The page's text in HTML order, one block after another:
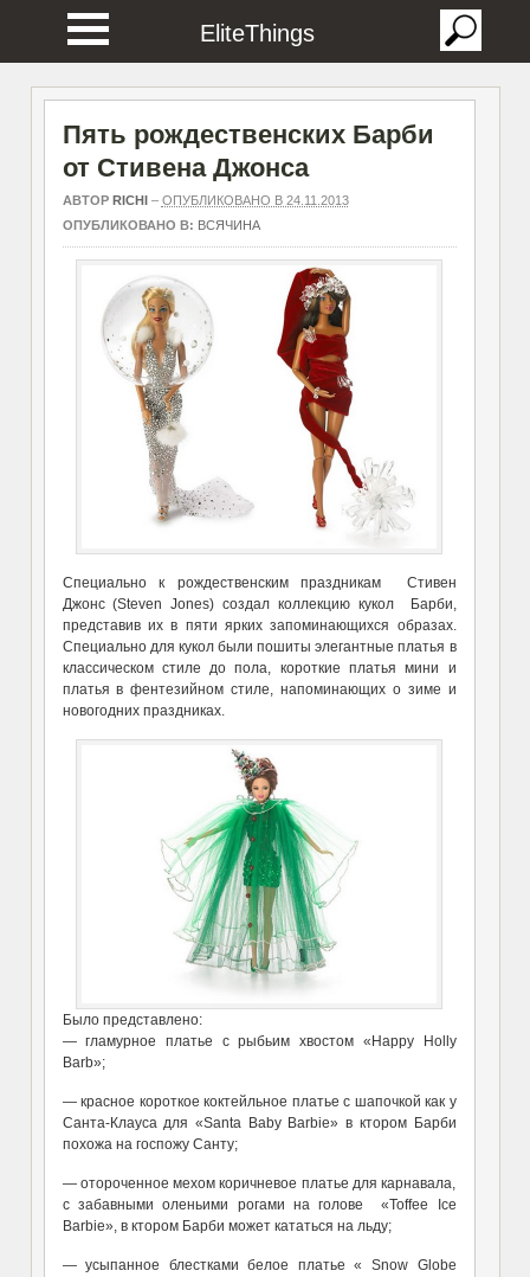
EliteThings
Пять рождественских Барби
от Стивена Джонса
АВТОР RICHI– ОПУБЛИКОВАНО В 24.11.2013
ОПУБЛИКОВАНО В: ВСЯЧИНА
Специально к рождественским праздникам Стивен
Джонс (Steven Jones) создал коллекцию кукол Барби,
представив их в пяти ярких запоминающихся образах.
Специально для кукол были пошиты элегантные платья в
классическом стиле до пола, короткие платья мини и
платья в фентезийном стиле, напоминающих о зиме и
новогодних праздниках.
Было представлено:
— гламурное платье c рыбьим хвостом «Happy Holly
Barb»;
— красное короткое коктейльное платье с шапочкой как у
Санта-Клауса для «Santa Baby Barbie» в ктором Барби
похожа на госпожу Санту;
— отороченное мехом коричневое платье для карнавала,
с забавными оленьими рогами на голове «Toffee Ice
Barbie», в ктором Барби может кататься на льду;
— усыпанное блестками белое платье « Snow Globe